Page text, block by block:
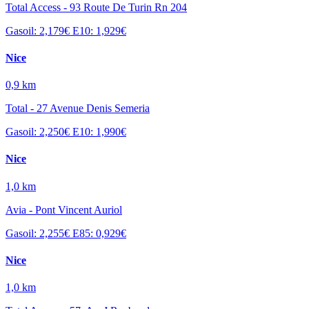
Total Access - 93 Route De Turin Rn 204
Gasoil: 2,179€ E10: 1,929€
Nice
0,9 km
Total - 27 Avenue Denis Semeria
Gasoil: 2,250€ E10: 1,990€
Nice
1,0 km
Avia - Pont Vincent Auriol
Gasoil: 2,255€ E85: 0,929€
Nice
1,0 km